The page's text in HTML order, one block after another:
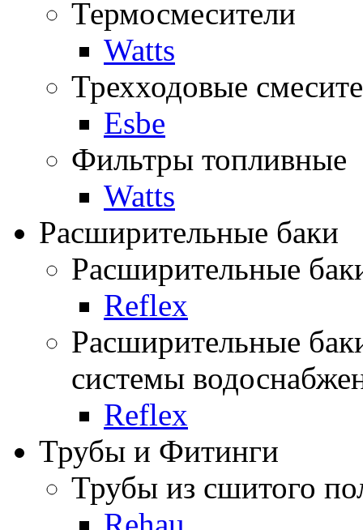
Термосмесители
Watts
Трехходовые
Esbe
Фильтры топливные
Watts
Расширительные баки
Расширительные
Reflex
Расширительные
системы
Reflex
Трубы и Фитинги
Трубы из сшитого